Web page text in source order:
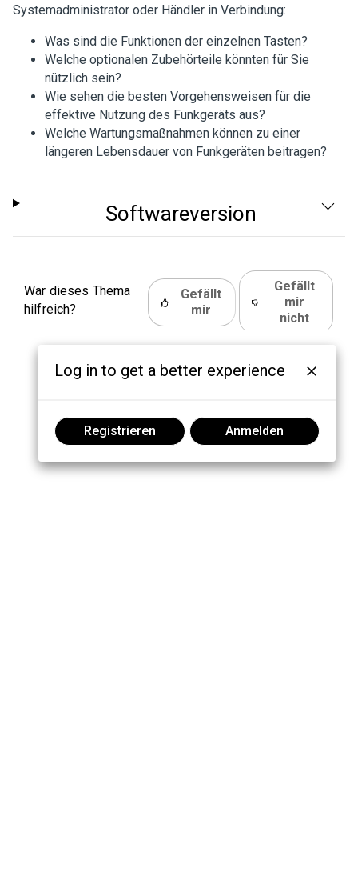
Systemadministrator oder Händler in Verbindung:
Was sind die Funktionen der einzelnen Tasten?
Welche optionalen Zubehörteile könnten für Sie
nützlich sein?
Wie sehen die besten Vorgehensweisen für die
effektive Nutzung des Funkgeräts aus?
Welche Wartungsmaßnahmen können zu einer
längeren Lebensdauer von Funkgeräten beitragen?
Softwareversion
War dieses Thema
hilfreich?
Gefällt
mir
Gefällt
mir
nicht
Log in to get a better experience
Registrieren Anmelden